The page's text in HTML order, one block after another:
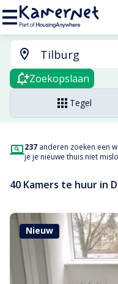
Zoekopslaan
Tegel
237 anderen zoeken een
je je nieuwe thuis niet
40 Kamers te huur in
Nieuw